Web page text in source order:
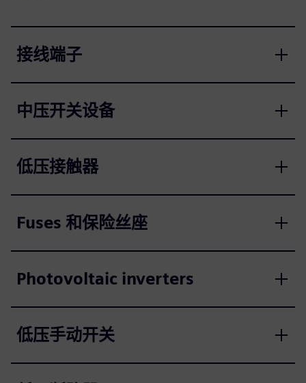
接线端子
中压开关设备
低压接触器
Fuses 和保险丝座
Photovoltaic inverters
低压手动开关